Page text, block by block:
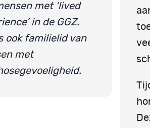
met ‘lived
in de GGZ.
ook familielid van
met